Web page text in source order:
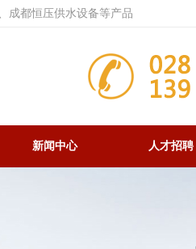
成都恒压供水设备等产品
新闻中心 人才招聘